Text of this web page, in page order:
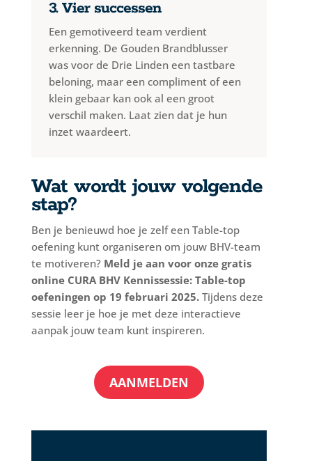
3. Vier successen
Een gemotiveerd team verdient
erkenning. De Gouden Brandblusser
was voor de Drie Linden een tastbare
beloning, maar een compliment of een
klein gebaar kan ook al een groot
verschil maken. Laat zien dat je hun
inzet waardeert.
Wat wordt jouw volgende
stap?
Ben je benieuwd hoe je zelf een Table-top
oefening kunt organiseren om jouw BHV-team
te motiveren? Meld je aan voor onze gratis
online CURA BHV Kennissessie: Table-top
oefeningen op 19 februari 2025.Tijdens deze
sessie leer je hoe je met deze interactieve
aanpak jouw team kunt inspireren.
AANMELDEN